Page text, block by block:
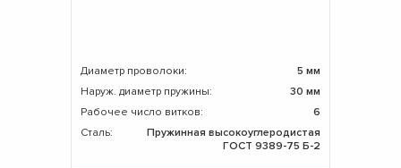
Диаметр проволоки:
5 мм
Наруж. диаметр пружины:
30 мм
Рабочее число витков:
6
Сталь:
Пружинная высокоуглеродистая
ГОСТ 9389-75 Б-2